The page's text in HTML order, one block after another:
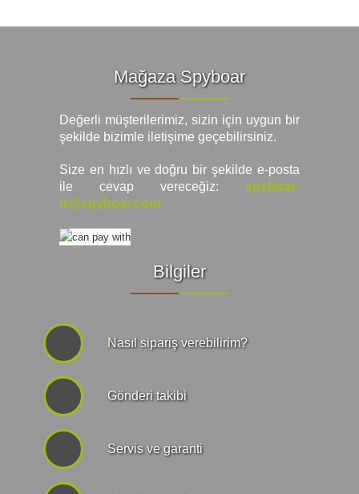
Mağaza Spyboar
Değerli müşterilerimiz, sizin için uygun bir
şekilde bizimle iletişime geçebilirsiniz.
Size en hızlı ve doğru bir şekilde e-posta
ile cevap vereceğiz:
spyboar-
tr@spyboar.com
Bilgiler
Nasıl sipariş verebilirim?
Gönderi takibi
Servis ve garanti